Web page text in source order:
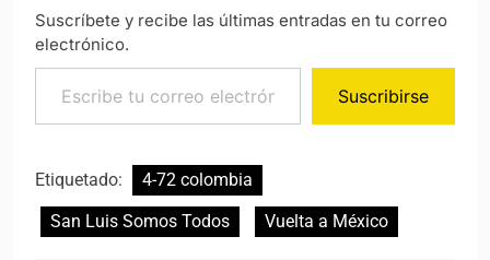
Suscríbete y recibe las últimas entradas en tu correo
electrónico.
Escribe tu correo electrónico…
Suscribirse
Etiquetado:
4-72 colombia
San Luis Somos Todos
Vuelta a México